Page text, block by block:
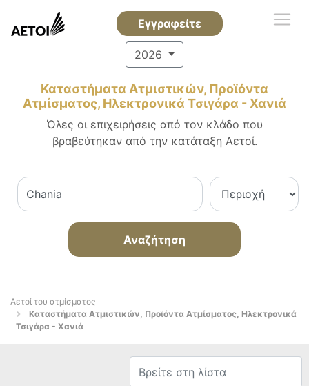
Εγγραφείτε
2026
Καταστήματα Ατμιστικών, Προϊόντα
Ατμίσματος, Ηλεκτρονικά Τσιγάρα - Χανιά
Όλες οι επιχειρήσεις από τον κλάδο που
βραβεύτηκαν από την κατάταξη Αετοί.
Αναζήτηση
Αετοί του ατμίσματος
Καταστήματα Ατμιστικών, Προϊόντα Ατμίσματος, Ηλεκτρονικά
Τσιγάρα - Χανιά